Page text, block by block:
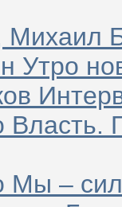
Утро
Мы –